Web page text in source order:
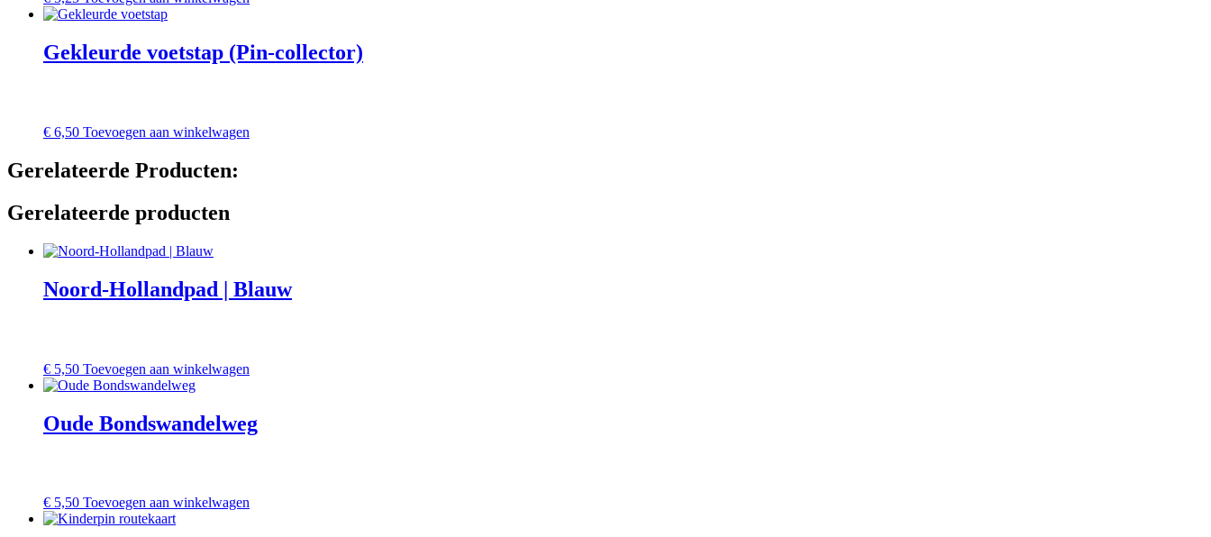
Gekleurde voetstap (Pin-collector)
€ 6,50 Toevoegen aan winkelwagen
Gerelateerde Producten:
Gerelateerde producten
Noord-Hollandpad | Blauw
€ 5,50 Toevoegen aan winkelwagen
Oude Bondswandelweg
€ 5,50 Toevoegen aan winkelwagen